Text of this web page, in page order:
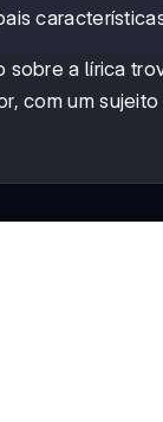
a lírica
com um